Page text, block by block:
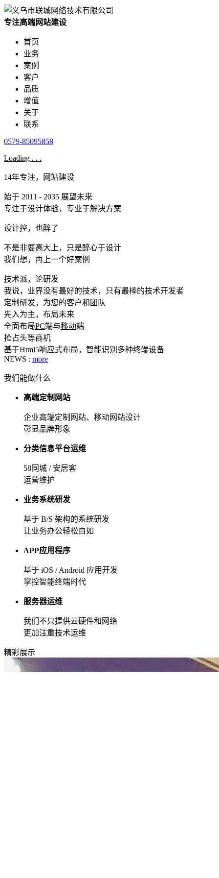
专注高端网站建设
首页
业务
案例
客户
品质
增值
关于
联系
0579-85095858
Loading . . .
14年专注，网站建设
始于 2011 - 2035 展望未来
专注于设计体验，专业于解决方案
设计控，也醉了
不是非要高大上，只是醉心于设计
我们想，再上一个好案例
技术派，论研发
我说，业界没有最好的技术，只有最棒的技术开发者
定制研发，为您的客户和团队
先入为主，布局未来
全面布局PC端与移动端
抢占头等商机
基于Html5响应式布局，智能识别多种终端设备
NEWS : more
我们能做什么
高端定制网站
企业高端定制网站、移动网站设计
彰显品牌形象
分类信息平台运维
58同城 / 安居客
运营维护
业务系统研发
基于 B/S 架构的系统研发
让业务办公轻松自如
APP应用程序
基于 iOS / Android 应用开发
掌控智能终端时代
服务器运维
我们不只提供云硬件和网络
更加注重技术运维
精彩展示